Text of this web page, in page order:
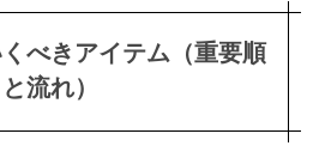
べきアイテム（重要順
と流れ）